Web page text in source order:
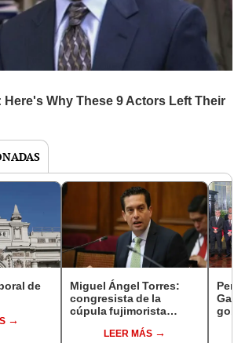
de
Miguel Ángel Torres:
congresista de la
cúpula fujimorista
del SenadoLEER MÁS